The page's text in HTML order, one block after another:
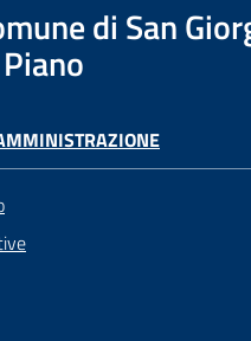
di San